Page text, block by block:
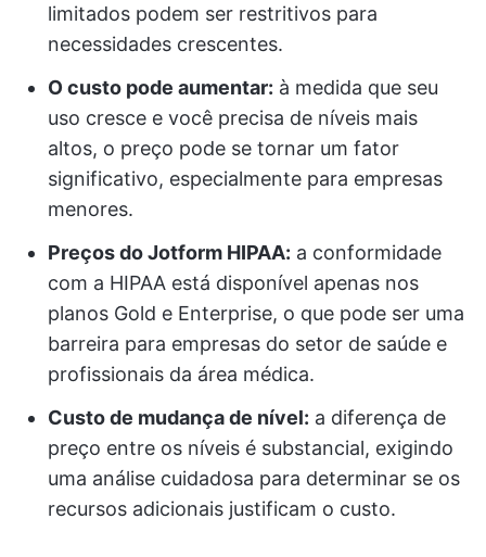
limitados podem ser restritivos para
necessidades crescentes.
O custo pode aumentar: à medida que seu
uso cresce e você precisa de níveis mais
altos, o preço pode se tornar um fator
significativo, especialmente para empresas
menores.
Preços do Jotform HIPAA: a conformidade
com a HIPAA está disponível apenas nos
planos Gold e Enterprise, o que pode ser uma
barreira para empresas do setor de saúde e
profissionais da área médica.
Custo de mudança de nível: a diferença de
preço entre os níveis é substancial, exigindo
uma análise cuidadosa para determinar se os
recursos adicionais justificam o custo.